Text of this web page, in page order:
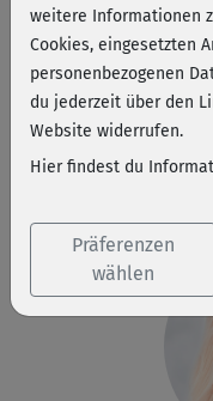
Workout-Facts
mittelschwer
17 Min
83 kcal
Stefanie Rohr
weitere Informationen
Cookies, eingesetzten
personenbezogenen
du jederzeit über den
Website widerrufen.
Hier findest du
Präferenzen
wählen